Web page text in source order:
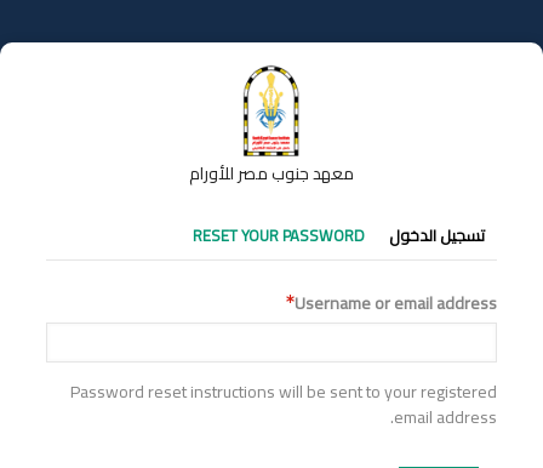
إلى
المحتوى
معهد جنوب مصر للأورام
التبويبات
الأساسية
تسجيل الدخول RESET YOUR PASSWORD
Username or email address
Password reset instructions will be sent to your registered
email address.